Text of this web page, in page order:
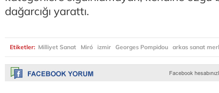
dağarcığı yarattı.
Etiketler: Milliyet Sanat Miró izmir Georges Pompidou arkas sanat